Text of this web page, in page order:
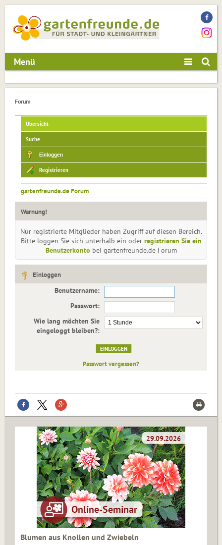
Menü
Forum
Übersicht
Suche
Einloggen
Registrieren
gartenfreunde.de Forum
Warnung!
Nur registrierte Mitglieder haben Zugriff auf diesen Bereich.
Bitte loggen Sie sich unterhalb ein oder registrieren Sie ein
Benutzerkonto bei gartenfreunde.de Forum
Einloggen
Benutzername:
Passwort:
Wie lang möchten Sie
eingeloggt bleiben?:
Passwort vergessen?
Blumen aus Knollen und Zwiebeln